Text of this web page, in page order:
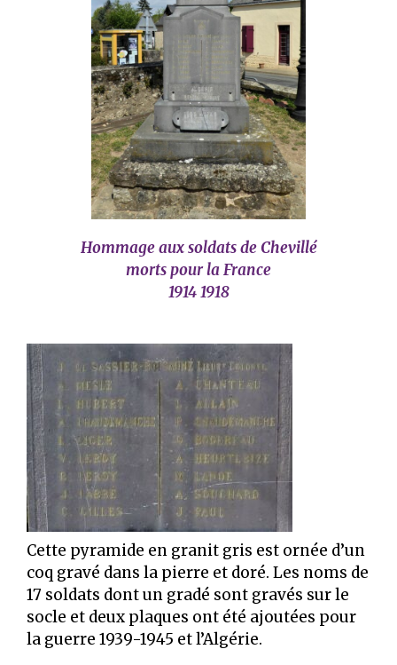
Hommage aux soldats de Chevillé
morts pour la France
1914 1918
Cette pyramide en granit gris est ornée d’un
coq gravé dans la pierre et doré. Les noms de
17 soldats dont un gradé sont gravés sur le
socle et deux plaques ont été ajoutées pour
la guerre 1939-1945 et l’Algérie.